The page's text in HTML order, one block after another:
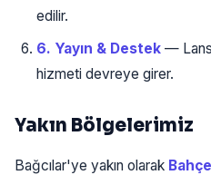
edilir.
6. Yayın & Destek —
hizmeti devreye girer.
Yakın Bölgelerimiz
Bağcılar'ye yakın olarak